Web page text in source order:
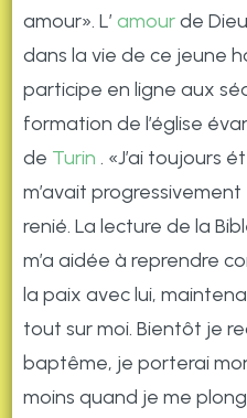
amour». L’amourde
dans la vie de ce jeune
participe en ligne aux
formation de l’église
de Turin . «J’ai toujours
m’avait progressivement
renié. La lecture de la
m’a aidée à reprendre
la paix avec lui,
tout sur moi. Bientôt je
baptême, je porterai
moins quand je me